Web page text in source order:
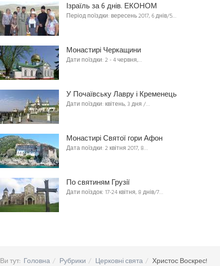
Ізраїль за 6 днів. ЕКОНОМ
Період поїздки: вересень 2017, 6 днів/5…
Монастирі Черкащини
Дати поїздки: 2 - 4 червня,…
У Почаївську Лавру і Кременець
Дати поїздки: квітень, 3 дня /…
Монастирі Святої гори Афон
Дата поїздки: 2 квітня 2017, 8…
По святиням Грузії
Дати поїздок: 17-24 квітня, 8 днів/7…
Ви тут: Головна Рубрики Церковні свята Христос Воскрес!